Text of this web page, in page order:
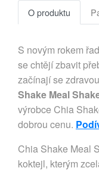
O produktu
S novým rokem
se chtějí zbavit
začínají se
Shake Meal
výrobce Chia
dobrou cenu.
Chia Shake Meal
koktejl, kterým